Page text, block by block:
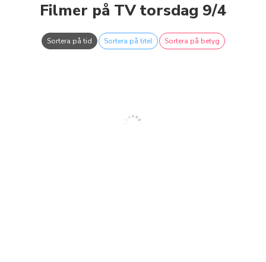
Filmer på TV torsdag 9/4
Sortera på tid Sortera på titel Sortera på betyg